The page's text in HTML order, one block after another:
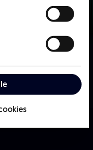
igennem en
flest penge.